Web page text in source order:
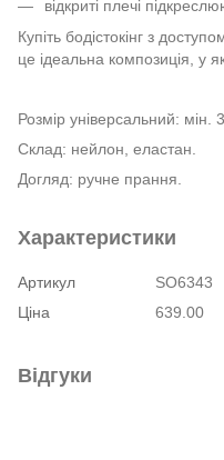
відкриті плечі
Купіть бодістокінг з
це ідеальна композиція, у
Розмір універсальний:
Склад: нейлон, еластан.
Догляд: ручне прання.
Характеристики
Артикул
SO6343
Ціна
639.00
Відгуки